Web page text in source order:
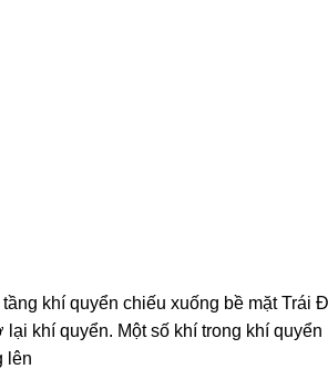
khí quyển chiếu xuống bề mặt Trái
khí quyển. Một số khí trong khí
lên